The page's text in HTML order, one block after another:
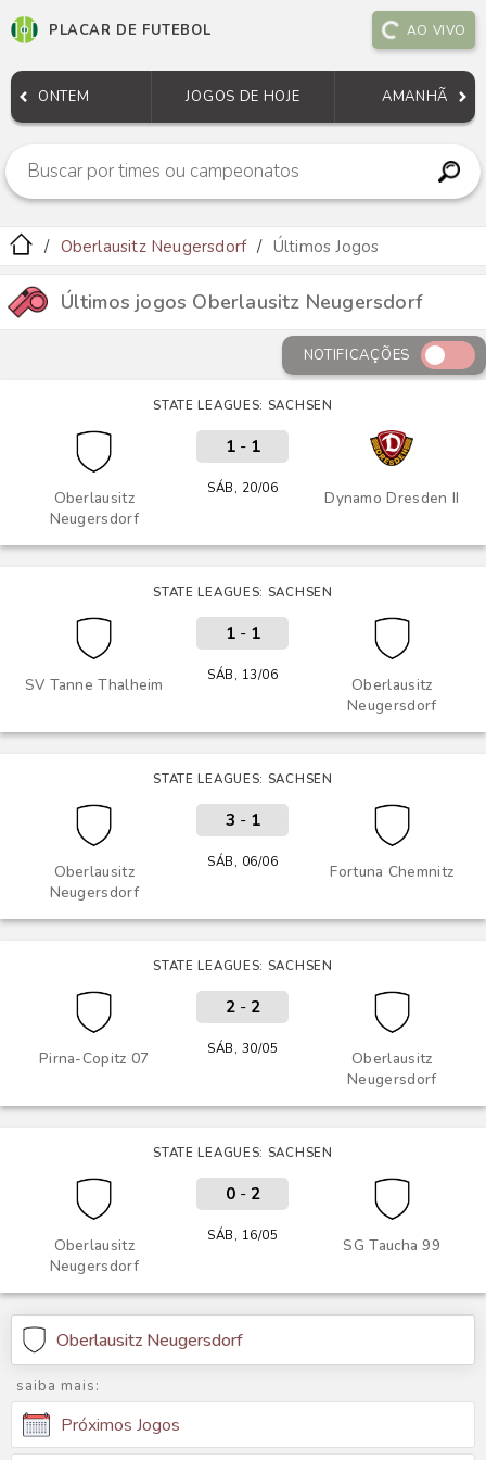
PLACAR DE FUTEBOL AO VIVO
ONTEM JOGOS DE HOJE AMANHÃ
Oberlausitz Neugersdorf Últimos Jogos
Últimos jogos Oberlausitz Neugersdorf
NOTIFICAÇÕES
STATE LEAGUES: SACHSEN
Oberlausitz
Neugersdorf
Dynamo Dresden II
1- 1
SÁB, 20/06
STATE LEAGUES: SACHSEN
SV Tanne Thalheim
Oberlausitz
Neugersdorf
1- 1
SÁB, 13/06
STATE LEAGUES: SACHSEN
Oberlausitz
Neugersdorf
Fortuna Chemnitz
3 - 1
SÁB, 06/06
STATE LEAGUES: SACHSEN
Pirna-Copitz 07
Oberlausitz
Neugersdorf
2- 2
SÁB, 30/05
STATE LEAGUES: SACHSEN
Oberlausitz
Neugersdorf
SG Taucha 99
0- 2
SÁB, 16/05
Oberlausitz Neugersdorf
saiba mais:
Próximos Jogos